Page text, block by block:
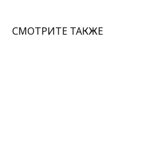
СМОТРИТЕ ТАКЖЕ